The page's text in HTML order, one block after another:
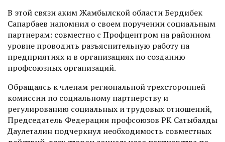
В этой связи аким Жамбылской области Бердибек
Сапарбаев напомнил о своем поручении социальным
партнерам: совместно с Профцентром на районном
уровне проводить разъяснительную работу на
предприятиях и в организациях по созданию
профсоюзных организаций.
Обращаясь к членам региональной трехсторонней
комиссии по социальному партнерству и
регулированию социальных и трудовых отношений,
Председатель Федерации профсоюзов РК Сатыбалды
Даулеталин подчеркнул необходимость совместных